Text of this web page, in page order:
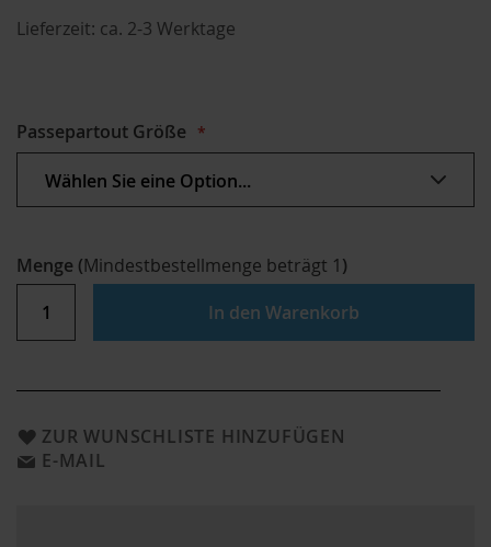
Lieferzeit: ca. 2-3 Werktage
Passepartout Größe
Menge (Mindestbestellmenge beträgt 1)
In den Warenkorb
ZUR WUNSCHLISTE HINZUFÜGEN
E-MAIL